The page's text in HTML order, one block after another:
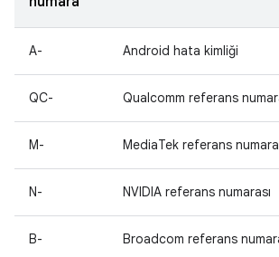
A- Android hata kimliği
QC- Qualcomm referans
M- MediaTek referans
N- NVIDIA referans numarası
B- Broadcom referans